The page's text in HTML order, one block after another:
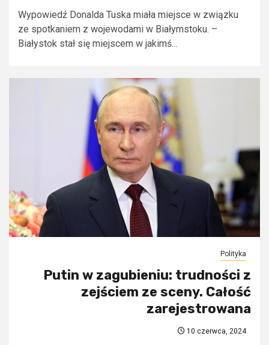
Wypowiedź Donalda Tuska miała miejsce w związku
ze spotkaniem z wojewodami w Białymstoku. –
Białystok stał się miejscem w jakimś...
Polityka
Putin w zagubieniu: trudności z
zejściem ze sceny. Całość
zarejestrowana
10 czerwca, 2024